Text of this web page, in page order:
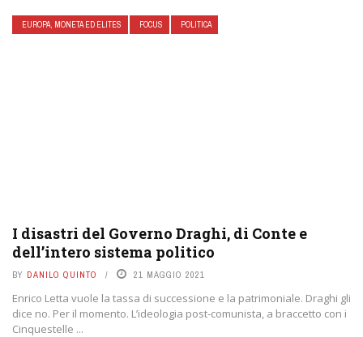
EUROPA, MONETA ED ELITES FOCUS POLITICA
I disastri del Governo Draghi, di Conte e
dell’intero sistema politico
BY DANILO QUINTO 21 MAGGIO 2021
Enrico Letta vuole la tassa di successione e la patrimoniale. Draghi gli
dice no. Per il momento. L’ideologia post-comunista, a braccetto con i
Cinquestelle ...